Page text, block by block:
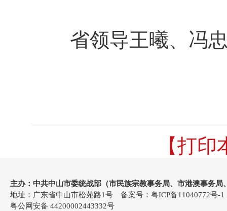
省领导王曦、冯忠
【打
主办：中共中山市委统战部（市民族宗教事务局、市港澳事务局
地址：广东省中山市松苑路1号 备案号： 粤ICP备11040772号-1
粤公网安备 44200002443332号